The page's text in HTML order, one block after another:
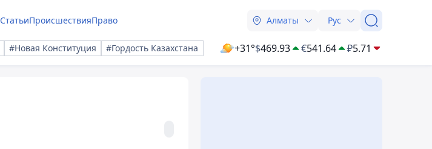
СтатьиПроисшествияПраво Алматы Рус
#Новая Конституция #Гордость Казахстана +31°$469.93 €541.64 ₽5.71